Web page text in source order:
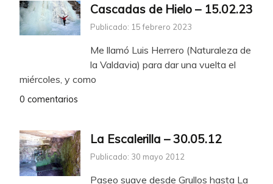
Cascadas de Hielo – 15.02.23
Publicado: 15 febrero 2023
Me llamó Luis Herrero (Naturaleza de
la Valdavia) para dar una vuelta el
miércoles, y como
0 comentarios
La Escalerilla – 30.05.12
Publicado: 30 mayo 2012
Paseo suave desde Grullos hasta La